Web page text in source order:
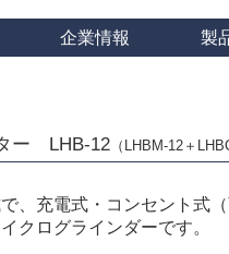
企業情報 製
ー LHB-12 （LHBM-12＋
、充電式・コンセント式
クログラインダーです。